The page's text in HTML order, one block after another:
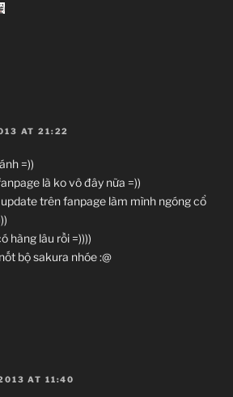
AT 21:22
=))
là ko vô đây nữa =))
trên fanpage làm mình ngóng cổ
hàng lâu rồi =))))
bộ sakura nhóe :@
AT 11:40